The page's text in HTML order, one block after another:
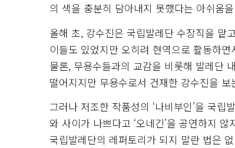
의 색을 충분히 담아내지 못했다는 아쉬움
올해 초, 강수진은 국립발레단 수장직을 맡
이들도 있었지만 오히려 현역으로 활동하
물론, 무용수들과의 교감을 비롯해 발레단
떨어지지만 무용수로서 건재한 강수진을
그러나 저조한 작품성의 ‘나비부인’을 국
와 사이가 나쁘다고 ‘오네긴’을 공연하지
국립발레단의 레퍼토리가 되지 말란 법은